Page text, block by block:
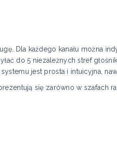
Dla każdego kanału można
do 5 niezależnych stref
jest prosta i intuicyjna,
się zarówno w szafach